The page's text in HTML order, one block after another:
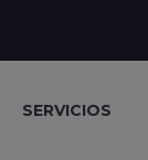
SERVICIOS